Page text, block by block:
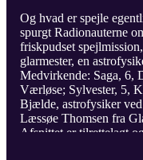
Og hvad er spejle
spurgt Radionauterne
friskpudset
glarmester, en
Medvirkende: Saga, 6,
Værløse; Sylvester, 5,
Bjælde, astrofysiker
Læssøe Thomsen fra
Afsnittet er tilrettelagt